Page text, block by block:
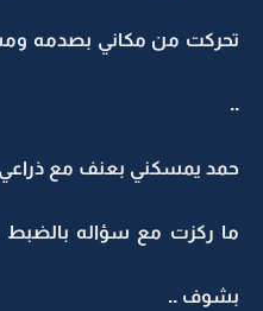
تحركت من مكاني بصدمه
..
حمد يمسكني بعنف مع
ما ركزت مع سؤاله
بشوف ..